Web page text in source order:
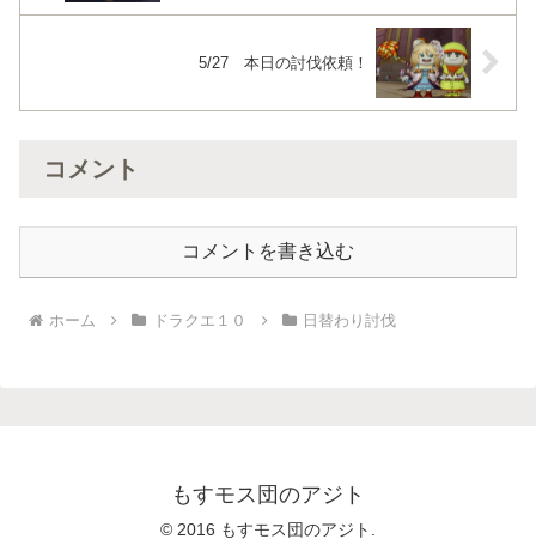
5/27 本日の討伐依頼！
コメント
コメントを書き込む
ホーム ドラクエ１０ 日替わり討伐
もすモス団のアジト
© 2016 もすモス団のアジト.